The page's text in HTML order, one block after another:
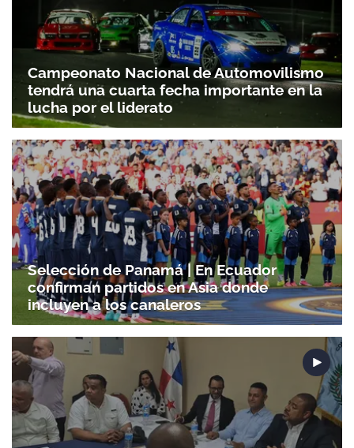
Campeonato Nacional de Automovilismo
tendrá una cuarta fecha importante en la
lucha por el liderato
Selección de Panamá | En Ecuador
confirman partidos en Asia donde
incluyen a los canaleros